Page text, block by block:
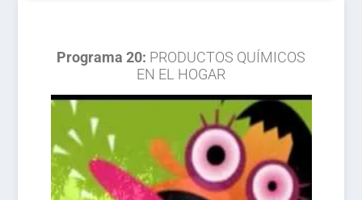
Programa 20: PRODUCTOS QUÍMICOS
EN EL HOGAR